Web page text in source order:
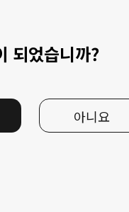
되었습니까?
아니요